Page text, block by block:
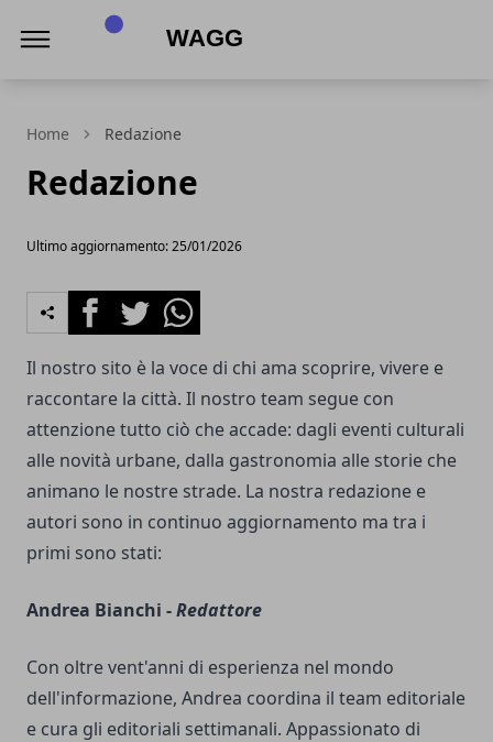
Home Redazione
Redazione
Ultimo aggiornamento: 25/01/2026
FacebookTwitterWhatsapp
Il nostro sito è la voce di chi ama scoprire, vivere e
raccontare la città. Il nostro team segue con
attenzione tutto ciò che accade: dagli eventi culturali
alle novità urbane, dalla gastronomia alle storie che
animano le nostre strade. La nostra redazione e
autori sono in continuo aggiornamento ma tra i
primi sono stati:
Andrea Bianchi -Redattore
Con oltre vent'anni di esperienza nel mondo
dell'informazione, Andrea coordina il team editoriale
e cura gli editoriali settimanali. Appassionato di